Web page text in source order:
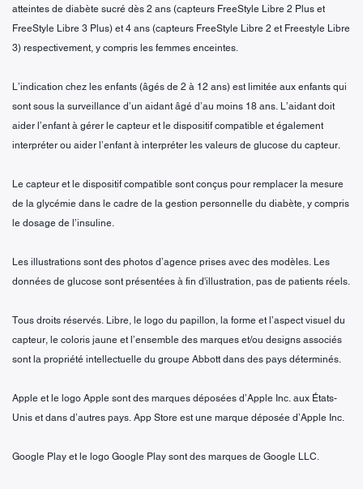
atteintes de diabète sucré dès 2 ans (capteurs FreeStyle Libre 2 Plus et
FreeStyle Libre 3 Plus) et 4 ans (capteurs FreeStyle Libre 2 et Freestyle Libre
3) respectivement, y compris les femmes enceintes.
L’indication chez les enfants (âgés de 2 à 12 ans) est limitée aux enfants qui
sont sous la surveillance d’un aidant âgé d’au moins 18 ans. L’aidant doit
aider l’enfant à gérer le capteur et le dispositif compatible et également
interpréter ou aider l’enfant à interpréter les valeurs de glucose du capteur.
Le capteur et le dispositif compatible sont conçus pour remplacer la mesure
de la glycémie dans le cadre de la gestion personnelle du diabète, y compris
le dosage de l’insuline.
Les illustrations sont des photos d’agence prises avec des modèles. Les
données de glucose sont présentées à fin d'illustration, pas de patients réels.
Tous droits réservés. Libre, le logo du papillon, la forme et l’aspect visuel du
capteur, le coloris jaune et l’ensemble des marques et/ou designs associés
sont la propriété intellectuelle du groupe Abbott dans des pays déterminés.
Apple et le logo Apple sont des marques déposées d’Apple Inc. aux États-
Unis et dans d’autres pays. App Store est une marque déposée d’Apple Inc.
Google Play et le logo Google Play sont des marques de Google LLC.